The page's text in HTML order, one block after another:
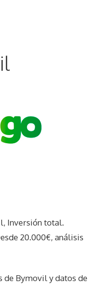
Inversión total.
20.000€, análisis
de Bymovil y datos de